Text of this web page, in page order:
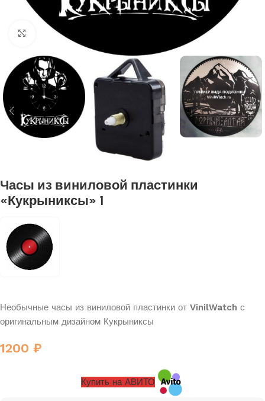
Нажмите, чтобы увеличить
Часы из виниловой пластинки
«Кукрыниксы» 1
Необычные часы из виниловой пластинки от VinilWatch с
оригинальным дизайном Кукрыниксы
1200 ₽
Купить на АВИТО